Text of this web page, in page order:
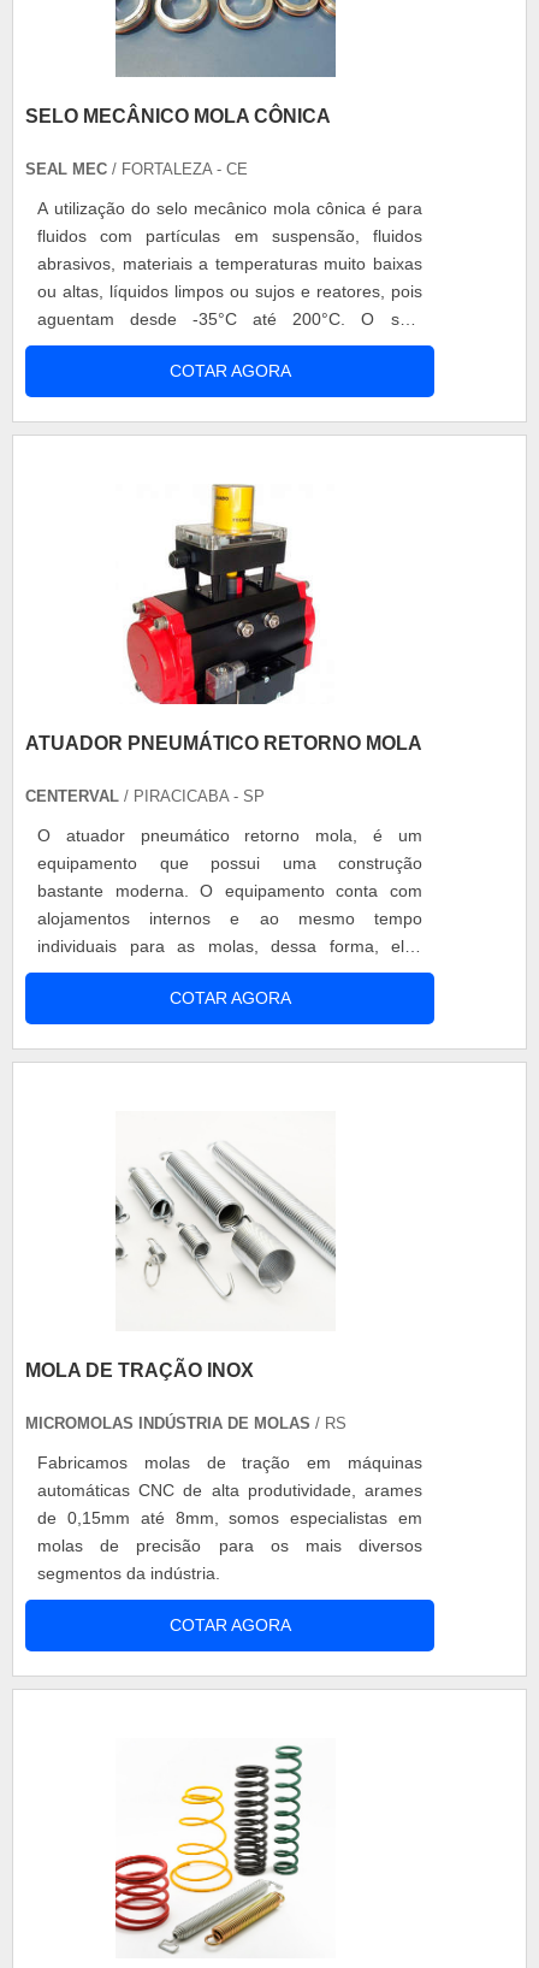
SELO MECÂNICO MOLA CÔNICA
SEAL MEC / FORTALEZA - CE
A utilização do selo mecânico mola cônica é para
fluidos com partículas em suspensão, fluidos
abrasivos, materiais a temperaturas muito baixas
ou altas, líquidos limpos ou sujos e reatores, pois
aguentam desde -35°C até 200°C. O selo
mecânico com mola cônica dispõe de benefícios
comparado a outros tipos de selos devido à
economia a longo prazo que proporciona, embora
COTAR AGORA
ATUADOR PNEUMÁTICO RETORNO MOLA
CENTERVAL / PIRACICABA - SP
O atuador pneumático retorno mola, é um
equipamento que possui uma construção
bastante moderna. O equipamento conta com
alojamentos internos e ao mesmo tempo
individuais para as molas, dessa forma, eles
podem ser usados de acordo com a necessidade
de torque para a aplicação. Diferente de outros
modelos que são usados as molas sobrepostas, o
COTAR AGORA
MOLA DE TRAÇÃO INOX
MICROMOLAS INDÚSTRIA DE MOLAS / RS
Fabricamos molas de tração em máquinas
automáticas CNC de alta produtividade, arames
de 0,15mm até 8mm, somos especialistas em
molas de precisão para os mais diversos
segmentos da indústria.
COTAR AGORA